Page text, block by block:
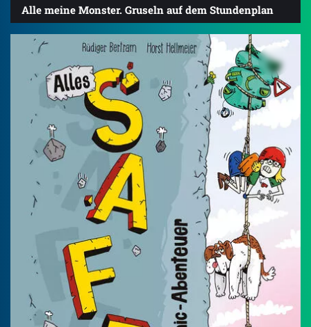
Alle meine Monster. Gruseln auf dem Stundenplan